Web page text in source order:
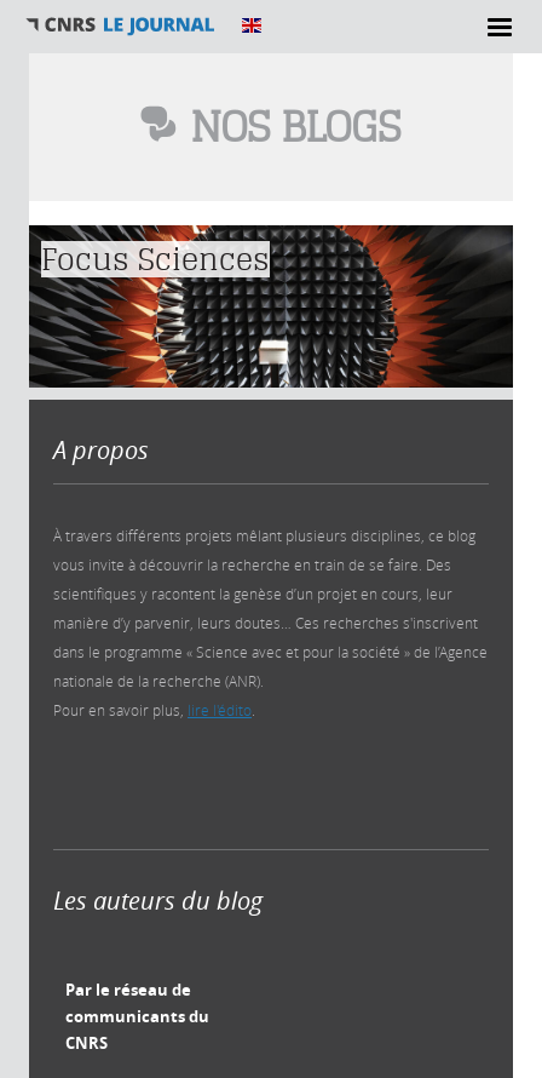
NOS BLOGS
Vous êtes ici
Focus Sciences
A propos
À travers différents projets mêlant plusieurs disciplines, ce blog
vous invite à découvrir la recherche en train de se faire. Des
scientifiques y racontent la genèse d’un projet en cours, leur
manière d’y parvenir, leurs doutes… Ces recherches s'inscrivent
dans le programme « Science avec et pour la société » de l’Agence
nationale de la recherche (ANR).
Pour en savoir plus, lire l'édito
Les auteurs du blog
Par le réseau de
communicants du
CNRS